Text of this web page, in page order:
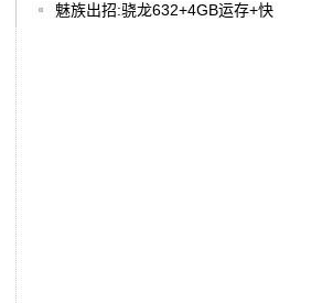
魅族出招:骁龙632+4GB运存+快